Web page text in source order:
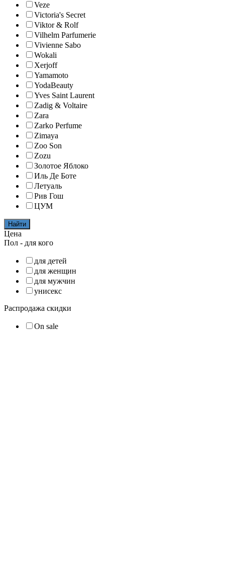
Veze
Victoria's Secret
Viktor & Rolf
Vilhelm Parfumerie
Vivienne Sabo
Wokali
Xerjoff
Yamamoto
YodaBeauty
Yves Saint Laurent
Zadig & Voltaire
Zara
Zarko Perfume
Zimaya
Zoo Son
Zozu
Золотое Яблоко
Иль Де Боте
Летуаль
Рив Гош
ЦУМ
Найти
Цена
Пол - для кого
для детей
для женщин
для мужчин
унисекс
Распродажа скидки
On sale